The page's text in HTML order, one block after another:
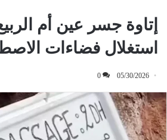
إتاوة جسر عين أم
استغلال فضاءات
05/30/2026
0